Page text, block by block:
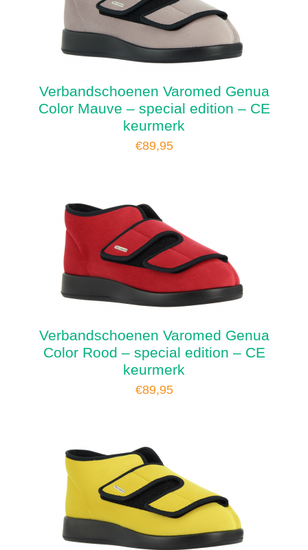
Verbandschoenen Varomed Genua
Color Mauve – special edition – CE
keurmerk
€89,95
Verbandschoenen Varomed Genua
Color Rood – special edition – CE
keurmerk
€89,95